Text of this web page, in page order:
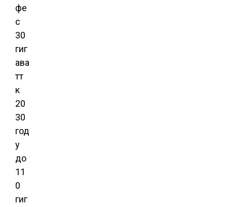
фе
с
30
гиг
ава
тт
к
20
30
год
у
до
11
0
гиг